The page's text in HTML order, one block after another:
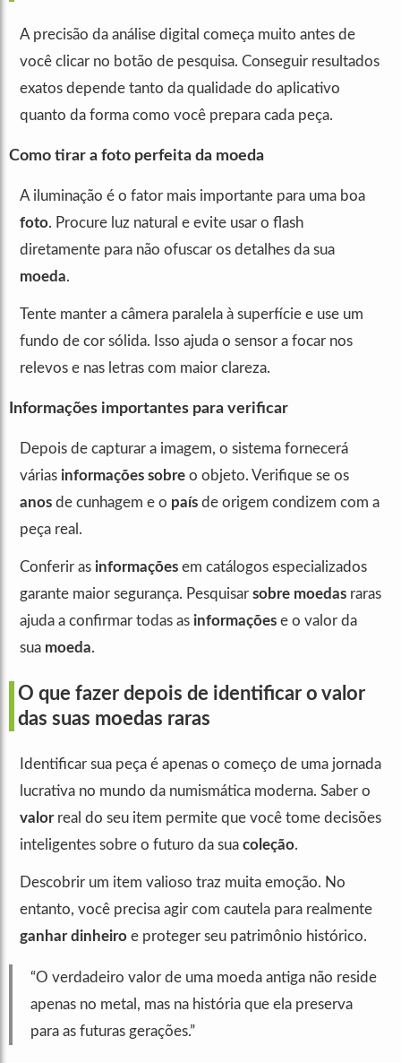
A precisão da análise digital começa muito antes de
você clicar no botão de pesquisa. Conseguir resultados
exatos depende tanto da qualidade do aplicativo
quanto da forma como você prepara cada peça.
Como tirar a foto perfeita da moeda
A iluminação é o fator mais importante para uma boa
foto. Procure luz natural e evite usar o flash
diretamente para não ofuscar os detalhes da sua
moeda.
Tente manter a câmera paralela à superfície e use um
fundo de cor sólida. Isso ajuda o sensor a focar nos
relevos e nas letras com maior clareza.
Informações importantes para verificar
Depois de capturar a imagem, o sistema fornecerá
várias informações sobre o objeto. Verifique se os
anos de cunhagem e o país de origem condizem com a
peça real.
Conferir as informações em catálogos especializados
garante maior segurança. Pesquisar sobre moedas raras
ajuda a confirmar todas as informações e o valor da
sua moeda.
O que fazer depois de identificar o valor
das suas moedas raras
Identificar sua peça é apenas o começo de uma jornada
lucrativa no mundo da numismática moderna. Saber o
valorreal do seu item permite que você tome decisões
inteligentes sobre o futuro da sua coleção.
Descobrir um item valioso traz muita emoção. No
entanto, você precisa agir com cautela para realmente
ganhar dinheiro e proteger seu patrimônio histórico.
“O verdadeiro valor de uma moeda antiga não reside
apenas no metal, mas na história que ela preserva
para as futuras gerações.”